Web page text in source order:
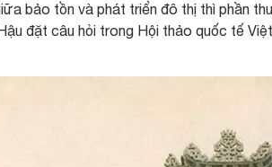
bảo tồn và phát triển đô thị thì phần
đặt câu hỏi trong Hội thảo quốc tế